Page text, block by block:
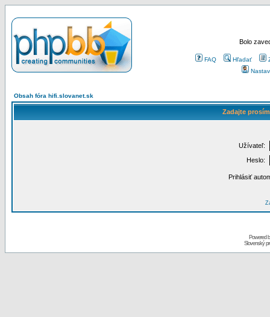
Bolo
FAQ Hľadať
Obsah fóra hifi.slovanet.sk
Zadajte
Užívateľ:
Heslo:
Prihlásiť
Powered
Slovenský